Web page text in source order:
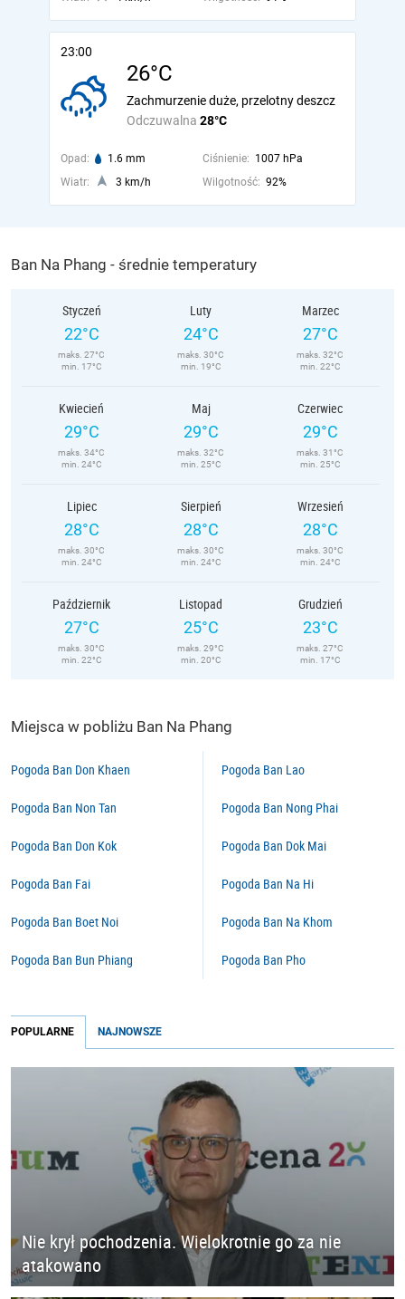
23:00
26°C
Odczuwalna 28°C
Zachmurzenie duże, przelotny deszcz
Opad: 1.6 mm Ciśnienie: 1007 hPa
Wiatr:
3 km/h Wilgotność: 92%
Ban Na Phang - średnie temperatury
Styczeń
22°C
maks. 27°C
min. 17°C
Luty
24°C
maks. 30°C
min. 19°C
Marzec
27°C
maks. 32°C
min. 22°C
Kwiecień
29°C
maks. 34°C
min. 24°C
Maj
29°C
maks. 32°C
min. 25°C
Czerwiec
29°C
maks. 31°C
min. 25°C
Lipiec
28°C
maks. 30°C
min. 24°C
Sierpień
28°C
maks. 30°C
min. 24°C
Wrzesień
28°C
maks. 30°C
min. 24°C
Październik
27°C
maks. 30°C
min. 22°C
Listopad
25°C
maks. 29°C
min. 20°C
Grudzień
23°C
maks. 27°C
min. 17°C
Miejsca w pobliżu Ban Na Phang
Pogoda Ban Don Khaen
Pogoda Ban Non Tan
Pogoda Ban Don Kok
Pogoda Ban Fai
Pogoda Ban Boet Noi
Pogoda Ban Bun Phiang
Pogoda Ban Lao
Pogoda Ban Nong Phai
Pogoda Ban Dok Mai
Pogoda Ban Na Hi
Pogoda Ban Na Khom
Pogoda Ban Pho
POPULARNE NAJNOWSZE
Nie krył pochodzenia. Wielokrotnie go za nie
atakowano